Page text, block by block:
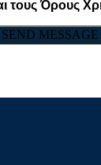
τους Όρους